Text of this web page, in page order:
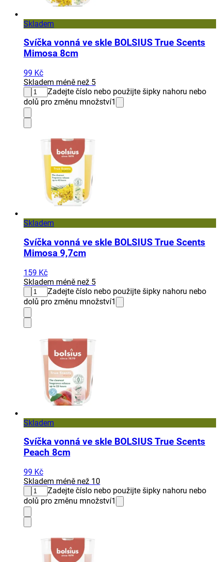
Skladem
Svíčka vonná ve skle BOLSIUS True Scents
Mimosa 8cm
99 Kč
Skladem méně než 5
Zadejte číslo nebo použijte šipky nahoru nebo
dolů pro změnu množství1
Skladem
Svíčka vonná ve skle BOLSIUS True Scents
Mimosa 9,7cm
159 Kč
Skladem méně než 5
Zadejte číslo nebo použijte šipky nahoru nebo
dolů pro změnu množství1
Skladem
Svíčka vonná ve skle BOLSIUS True Scents
Peach 8cm
99 Kč
Skladem méně než 10
Zadejte číslo nebo použijte šipky nahoru nebo
dolů pro změnu množství1